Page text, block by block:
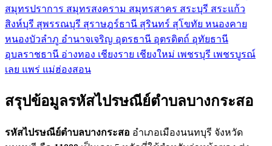
สมุทรปราการ สมุทรสงคราม สมุทรสาคร สระบุรี สระแก้ว
สิงห์บุรี สุพรรณบุรี สุราษฎร์ธานี สุรินทร์ สุโขทัย หนองคาย
หนองบัวลำภู อำนาจเจริญ อุดรธานี อุตรดิตถ์ อุทัยธานี
อุบลราชธานี อ่างทอง เชียงราย เชียงใหม่ เพชรบุรี เพชรบูรณ์
เลย แพร่ แม่ฮ่องสอน
สรุปข้อมูลรหัสไปรษณีย์ตำบลบางกระสอ
รหัสไปรษณีย์ตำบลบางกระสอ อำเภอเมืองนนทบุรี จังหวัด